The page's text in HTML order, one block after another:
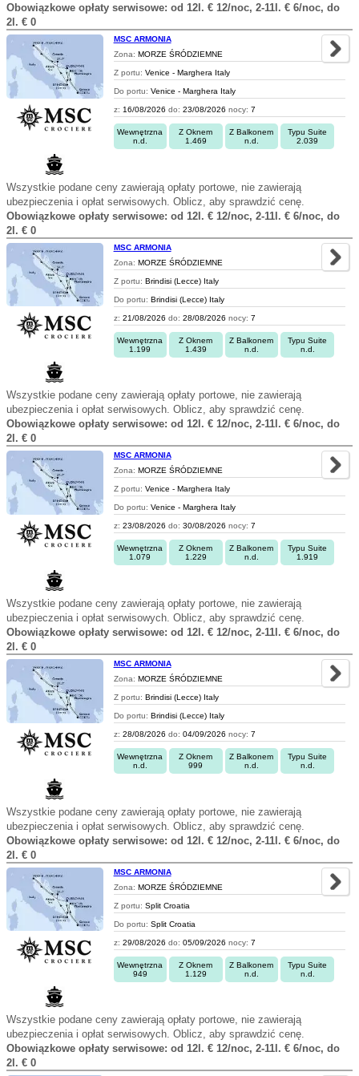
Obowiązkowe opłaty serwisowe: od 12l. € 12/noc, 2-11l. € 6/noc, do
2l. € 0
MSC ARMONIA
Zona: MORZE ŚRÓDZIEMNE
Z portu: Venice - Marghera Italy
Do portu: Venice - Marghera Italy
z: 16/08/2026 do: 23/08/2026 nocy: 7
Wewnętrzna
n.d.
Z Oknem
1.469
Z Balkonem
n.d.
Typu Suite
2.039
Wszystkie podane ceny zawierają opłaty portowe, nie zawierają
ubezpieczenia i opłat serwisowych. Oblicz, aby sprawdzić cenę.
Obowiązkowe opłaty serwisowe: od 12l. € 12/noc, 2-11l. € 6/noc, do
2l. € 0
MSC ARMONIA
Zona: MORZE ŚRÓDZIEMNE
Z portu: Brindisi (Lecce) Italy
Do portu: Brindisi (Lecce) Italy
z: 21/08/2026 do: 28/08/2026 nocy: 7
Wewnętrzna
1.199
Z Oknem
1.439
Z Balkonem
n.d.
Typu Suite
n.d.
Wszystkie podane ceny zawierają opłaty portowe, nie zawierają
ubezpieczenia i opłat serwisowych. Oblicz, aby sprawdzić cenę.
Obowiązkowe opłaty serwisowe: od 12l. € 12/noc, 2-11l. € 6/noc, do
2l. € 0
MSC ARMONIA
Zona: MORZE ŚRÓDZIEMNE
Z portu: Venice - Marghera Italy
Do portu: Venice - Marghera Italy
z: 23/08/2026 do: 30/08/2026 nocy: 7
Wewnętrzna
1.079
Z Oknem
1.229
Z Balkonem
n.d.
Typu Suite
1.919
Wszystkie podane ceny zawierają opłaty portowe, nie zawierają
ubezpieczenia i opłat serwisowych. Oblicz, aby sprawdzić cenę.
Obowiązkowe opłaty serwisowe: od 12l. € 12/noc, 2-11l. € 6/noc, do
2l. € 0
MSC ARMONIA
Zona: MORZE ŚRÓDZIEMNE
Z portu: Brindisi (Lecce) Italy
Do portu: Brindisi (Lecce) Italy
z: 28/08/2026 do: 04/09/2026 nocy: 7
Wewnętrzna
n.d.
Z Oknem
999
Z Balkonem
n.d.
Typu Suite
n.d.
Wszystkie podane ceny zawierają opłaty portowe, nie zawierają
ubezpieczenia i opłat serwisowych. Oblicz, aby sprawdzić cenę.
Obowiązkowe opłaty serwisowe: od 12l. € 12/noc, 2-11l. € 6/noc, do
2l. € 0
MSC ARMONIA
Zona: MORZE ŚRÓDZIEMNE
Z portu: Split Croatia
Do portu: Split Croatia
z: 29/08/2026 do: 05/09/2026 nocy: 7
Wewnętrzna
949
Z Oknem
1.129
Z Balkonem
n.d.
Typu Suite
n.d.
Wszystkie podane ceny zawierają opłaty portowe, nie zawierają
ubezpieczenia i opłat serwisowych. Oblicz, aby sprawdzić cenę.
Obowiązkowe opłaty serwisowe: od 12l. € 12/noc, 2-11l. € 6/noc, do
2l. € 0